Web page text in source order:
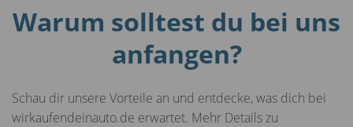
Warum solltest du bei uns
anfangen?
Schau dir unsere Vorteile an und entdecke, was dich bei
wirkaufendeinauto.de erwartet. Mehr Details zu